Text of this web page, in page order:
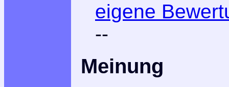
eigene
--
Meinung